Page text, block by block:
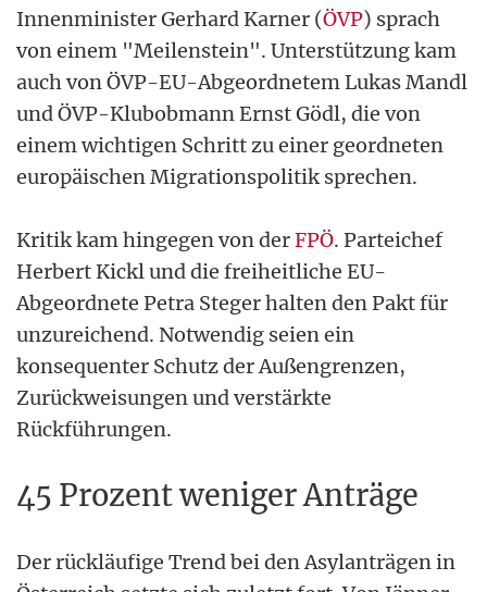
Innenminister Gerhard Karner (ÖVP) sprach
von einem "Meilenstein". Unterstützung kam
auch von ÖVP-EU-Abgeordnetem Lukas Mandl
und ÖVP-Klubobmann Ernst Gödl, die von
einem wichtigen Schritt zu einer geordneten
europäischen Migrationspolitik sprechen.
Kritik kam hingegen von derFPÖ. Parteichef
Herbert Kickl und die freiheitliche EU-
Abgeordnete Petra Steger halten den Pakt für
unzureichend. Notwendig seien ein
konsequenter Schutz der Außengrenzen,
Zurückweisungen und verstärkte
Rückführungen.
45 Prozent weniger Anträge
Der rückläufige Trend bei den Asylanträgen in